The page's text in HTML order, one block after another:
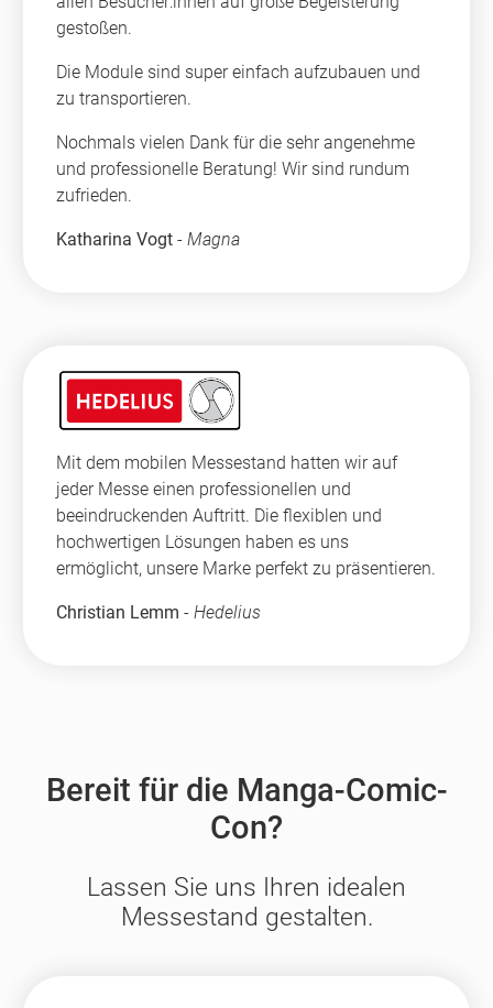
gestoßen.
Die Module sind super einfach aufzubauen und
zu transportieren.
Nochmals vielen Dank für die sehr angenehme
und professionelle Beratung! Wir sind rundum
zufrieden.
Katharina Vogt - Magna
Mit dem mobilen Messestand hatten wir auf
jeder Messe einen professionellen und
beeindruckenden Auftritt. Die flexiblen und
hochwertigen Lösungen haben es uns
ermöglicht, unsere Marke perfekt zu präsentieren.
Christian Lemm - Hedelius
Bereit für die Manga-Comic-
Con?
Lassen Sie uns Ihren idealen
Messestand gestalten.